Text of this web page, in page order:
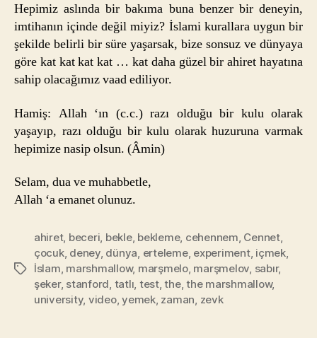
Hepimiz aslında bir bakıma buna benzer bir deneyin,
imtihanın içinde değil miyiz? İslami kurallara uygun bir
şekilde belirli bir süre yaşarsak, bize sonsuz ve dünyaya
göre kat kat kat kat … kat daha güzel bir ahiret hayatına
sahip olacağımız vaad ediliyor.
Hamiş: Allah ‘ın (c.c.) razı olduğu bir kulu olarak
yaşayıp, razı olduğu bir kulu olarak huzuruna varmak
hepimize nasip olsun. (Âmin)
Selam, dua ve muhabbetle,
Allah ‘a emanet olunuz.
Etiketler
ahiret, beceri, bekle, bekleme, cehennem, Cennet,
çocuk, deney, dünya, erteleme, experiment, içmek,
İslam, marshmallow, marşmelo, marşmelov, sabır,
şeker, stanford, tatlı, test,the,the marshmallow,
university, video,yemek, zaman, zevk